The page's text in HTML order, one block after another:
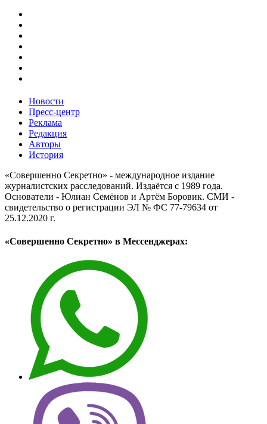
Новости
Пресс-центр
Реклама
Редакция
Авторы
История
«Совершенно Секретно» - международное издание
журналистских расследований. Издаётся с 1989 года.
Основатели - Юлиан Семёнов и Артём Боровик. CМИ -
свидетельство о регистрации ЭЛ № ФС 77-79634 от
25.12.2020 г.
«Совершенно Секретно» в Мессенджерах: